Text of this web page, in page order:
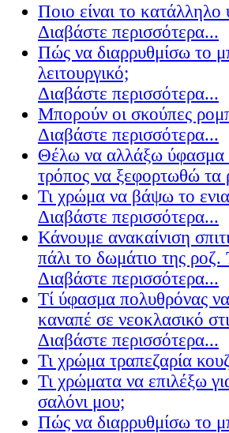
Ποιο είναι το
Διαβάστε περισσότερα...
Πώς να διαρρυθμίσω το
λειτουργικό;
Διαβάστε περισσότερα...
Μπορούν οι σκούπες
Διαβάστε περισσότερα...
Θέλω να αλλάξω ύφασμα
τρόπος να ξεφορτωθώ τα
Τι χρώμα να βάψω το
Διαβάστε περισσότερα...
Κάνουμε ανακαίνιση
πάλι το δωμάτιο της
Διαβάστε περισσότερα...
Τί ύφασμα πολυθρόνας
καναπέ σε νεοκλασικό
Διαβάστε περισσότερα...
Τι χρώμα τραπεζαρία
Τι χρώματα να επιλέξω
σαλόνι μου;
Πώς να διαρρυθμίσω το